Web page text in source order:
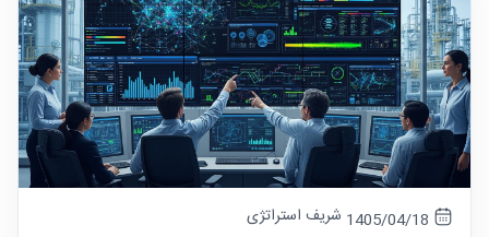
شریف استراتژی